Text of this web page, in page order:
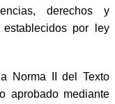
derechos y
por ley
Norma II del Texto
aprobado mediante